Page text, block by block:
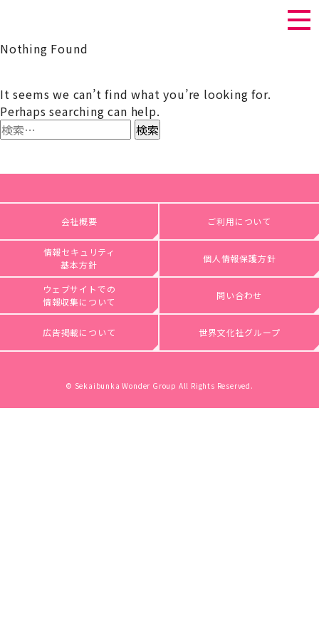
Nothing Found
It seems we can’t find what you’re looking for.
Perhaps searching can help.
検
索:
会社概要 ご利用について
情報セキュリティ
基本方針
個人情報保護方針
ウェブサイトでの
情報収集について
問い合わせ
広告掲載について 世界文化社グループ
© Sekaibunka Wonder Group All Rights Reserved.